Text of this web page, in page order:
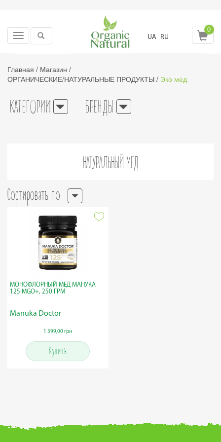
Toggle
UA RU
0
Главная / Магазин /
ОРГАНИЧЕСКИЕ/НАТУРАЛЬНЫЕ ПРОДУКТЫ / Эко мед
КАТЕГОРИИ БРЕНДЫ
НАТУРАЛЬНЫЙ МЕД
Сортировать по
МОНОФЛОРНЫЙ МЕД МАНУКА
125 MGO+, 250 ГРМ
Manuka Doctor
1 399,00 грн
Купить